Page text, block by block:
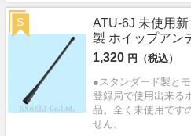
ATU-6J 未使用
製 ホイップアン
1,320 円（税込）
●スタンダード製と
登録局で使用出来る
品。全く未使用です
せん。
S